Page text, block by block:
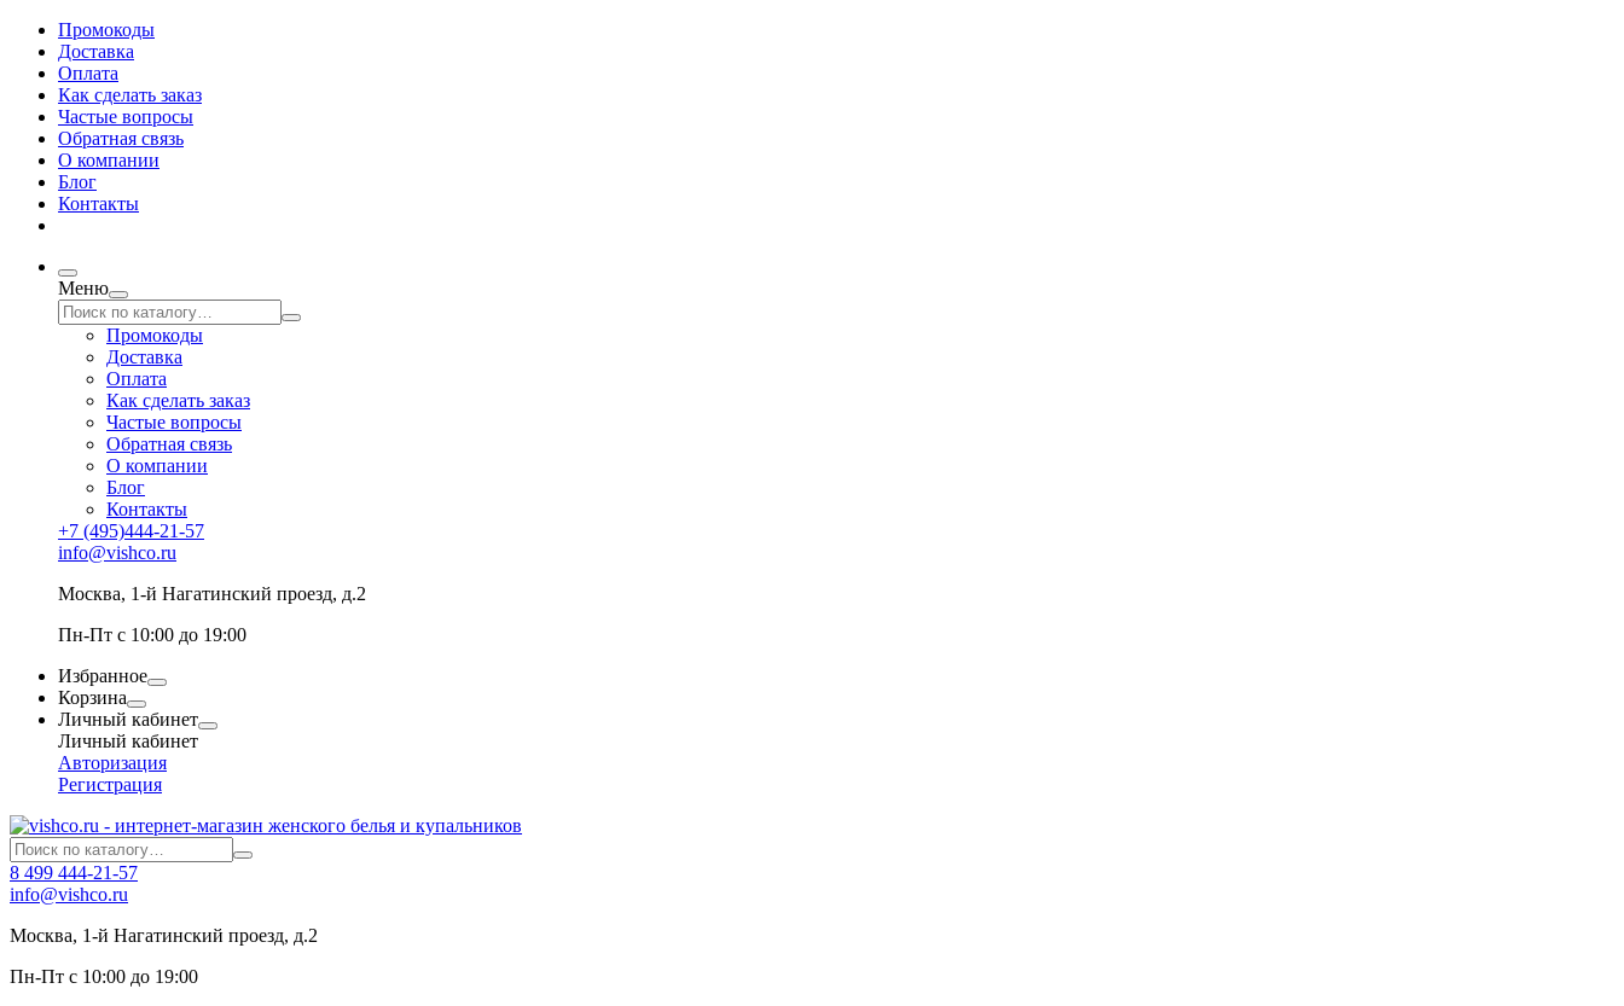
Промокоды
Доставка
Оплата
Как сделать заказ
Частые вопросы
Обратная связь
О компании
Блог
Контакты
Меню
Промокоды
Доставка
Оплата
Как сделать заказ
Частые вопросы
Обратная связь
О компании
Блог
Контакты
+7 (495)444-21-57
info@vishco.ru
Москва, 1-й Нагатинский проезд, д.2
Пн-Пт с 10:00 до 19:00
Избранное
Корзина
Личный кабинет
Личный кабинет
Авторизация
Регистрация
8 499 444-21-57
info@vishco.ru
Москва, 1-й Нагатинский проезд, д.2
Пн-Пт с 10:00 до 19:00